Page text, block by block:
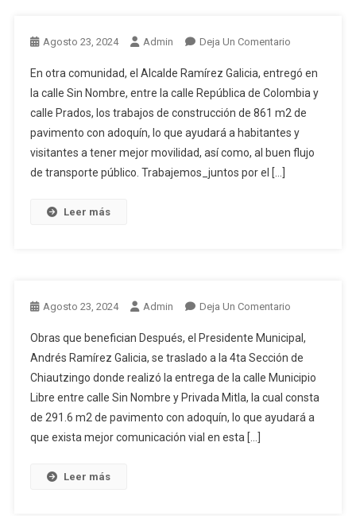
Agosto 23, 2024 Admin Deja Un Comentario
En otra comunidad, el Alcalde Ramírez Galicia, entregó en
la calle Sin Nombre, entre la calle República de Colombia y
calle Prados, los trabajos de construcción de 861 m2 de
pavimento con adoquín, lo que ayudará a habitantes y
visitantes a tener mejor movilidad, así como, al buen flujo
de transporte público. Trabajemos_juntos por el […]
Leer más
Agosto 23, 2024 Admin Deja Un Comentario
Obras que benefician Después, el Presidente Municipal,
Andrés Ramírez Galicia, se traslado a la 4ta Sección de
Chiautzingo donde realizó la entrega de la calle Municipio
Libre entre calle Sin Nombre y Privada Mitla, la cual consta
de 291.6 m2 de pavimento con adoquín, lo que ayudará a
que exista mejor comunicación vial en esta […]
Leer más